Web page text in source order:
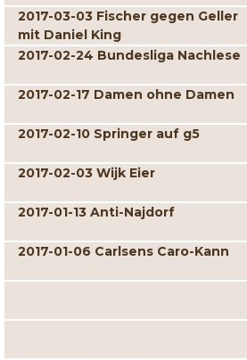
2017-03-03 Fischer gegen Geller
mit Daniel King
2017-02-24 Bundesliga Nachlese
2017-02-17 Damen ohne Damen
2017-02-10 Springer auf g5
2017-02-03 Wijk Eier
2017-01-13 Anti-Najdorf
2017-01-06 Carlsens Caro-Kann